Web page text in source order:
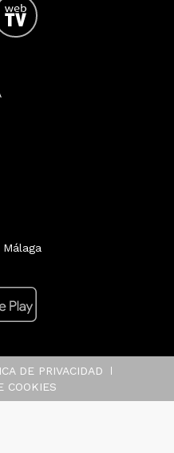
DE PRIVACIDAD
COOKIES